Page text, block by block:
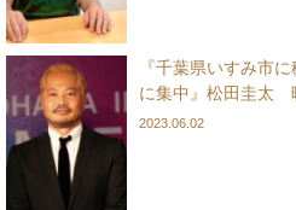
『千葉県いすみ市
に集中』松田圭太
2023.06.02